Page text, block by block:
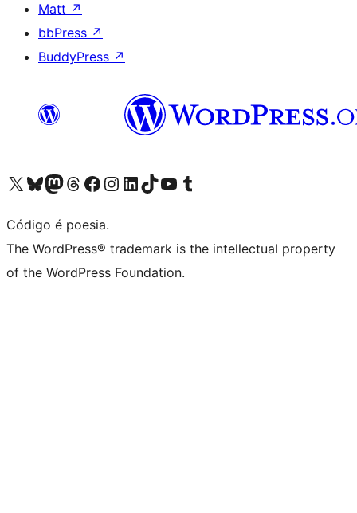
Matt ↗
bbPress ↗
BuddyPress ↗
Acessar nossa conta do X (antigo Twitter)
Acessar nossa conta do Bluesky
Acessar nossa conta do Mastodon
Acessar nossa conta do Threads
Acessar nossa página do Facebook
Acessar nossa conta do Instagram
Acessar nossa conta do LinkedIn
Acessar nossa conta do TikTok
Acessar nosso canal do YouTube
Acessar nossa conta no Tumblr
Código é poesia.
The WordPress® trademark is the intellectual property
of the WordPress Foundation.